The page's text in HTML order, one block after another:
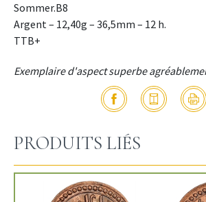
Sommer.B8
Argent – 12,40g – 36,5mm – 12 h.
TTB+
Exemplaire d'aspect superbe
PRODUITS LIÉS